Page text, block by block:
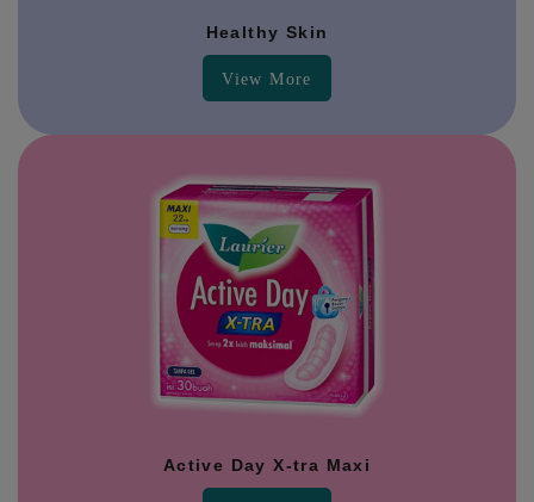
Healthy Skin
View More
Active Day X-tra Maxi